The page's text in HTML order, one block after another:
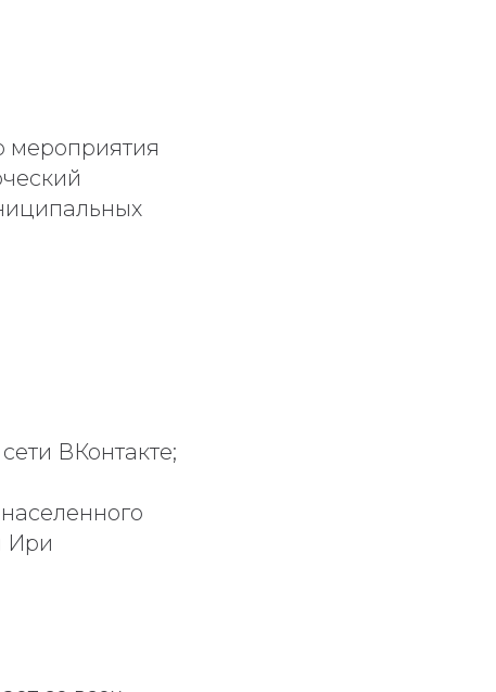
мероприятия
ВКонтакте;
Ири